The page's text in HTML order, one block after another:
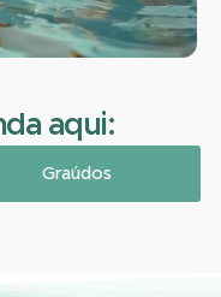
aqui:
Graúdos